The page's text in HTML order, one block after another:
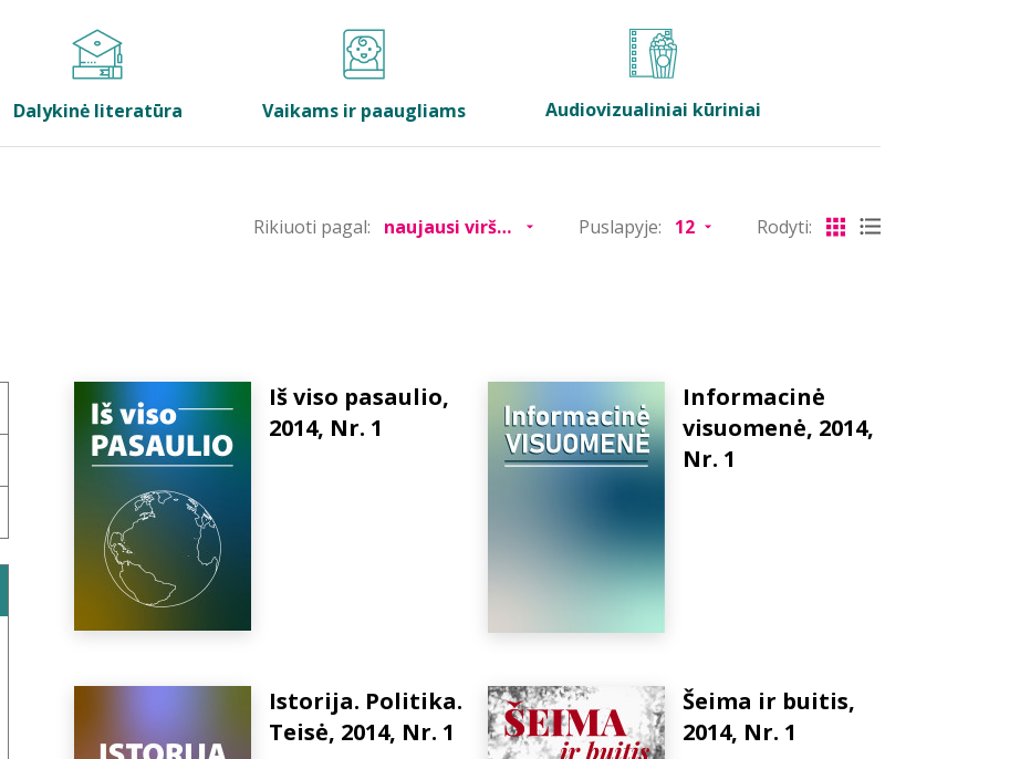
Dalykinė literatūra Vaikams ir paaugliams Audiovizualiniai kūriniai
Rikiuoti pagal: Puslapyje: Rodyti:
Iš viso pasaulio,
2014, Nr. 1
Informacinė
visuomenė, 2014,
Nr. 1
Istorija. Politika.
Teisė, 2014, Nr. 1
Šeima ir buitis,
2014, Nr. 1